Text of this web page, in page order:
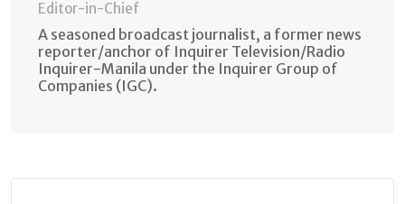
Editor-in-Chief
A seasoned broadcast journalist, a former news
reporter/anchor of Inquirer Television/Radio
Inquirer-Manila under the Inquirer Group of
Companies (IGC).